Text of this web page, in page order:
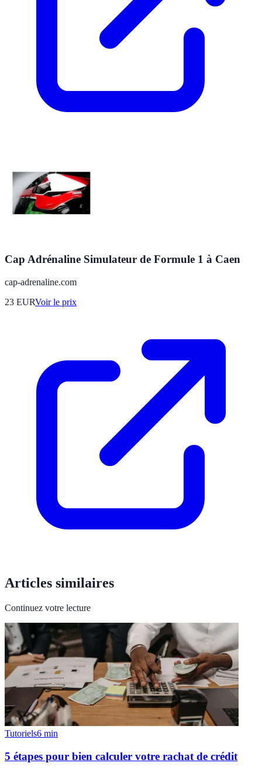
Cap Adrénaline Simulateur de Formule 1 à Caen
cap-adrenaline.com
23 EURVoir le prix
Articles similaires
Continuez votre lecture
Tutoriels6 min
5 étapes pour bien calculer votre rachat de crédit